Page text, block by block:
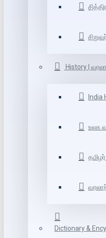
History |
India
உலக
Dictionary &